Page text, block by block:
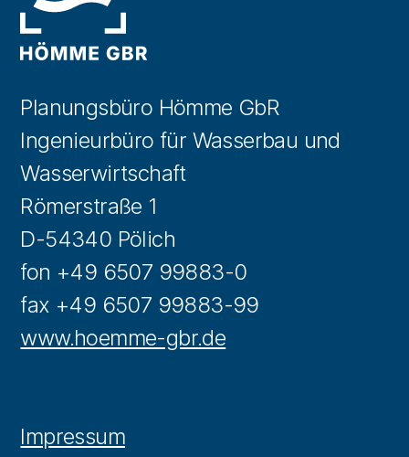
Planungsbüro Hömme GbR
Ingenieurbüro für Wasserbau und
Wasserwirtschaft
Römerstraße 1
D-54340 Pölich
fon +49 6507 99883-0
fax +49 6507 99883-99
www.hoemme-gbr.de
Impressum